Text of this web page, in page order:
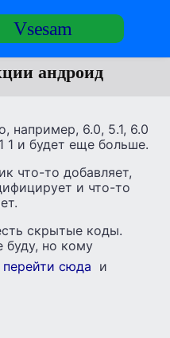
Vsesam
андроид
например, 6.0, 5.1, 6.0
1 и будет еще больше.
что-то добавляет,
и что-то
скрытые коды.
буду, но кому
сюда
и